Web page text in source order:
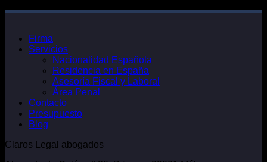
Firma
Servicios
Nacionalidad Española
Residencia en España
Asesoría Fiscal y Laboral
Área Penal
Contacto
Presupuesto
Blog
Claros Legal abogados